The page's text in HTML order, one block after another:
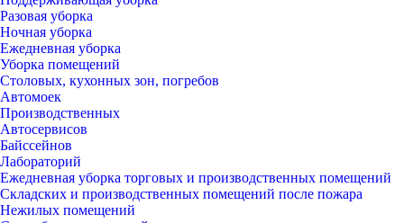
Разовая уборка
Ночная уборка
Ежедневная уборка
Уборка помещений
Столовых, кухонных зон, погребов
Автомоек
Производственных
Автосервисов
Байссейнов
Лабораторий
Ежедневная уборка торговых и производственных помещений
Складских и производственных помещений после пожара
Нежилых помещений